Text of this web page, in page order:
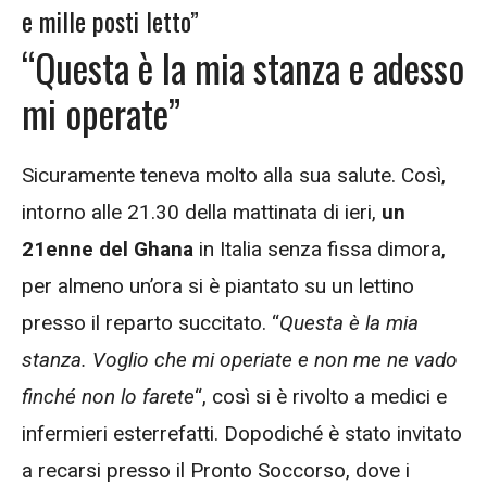
e mille posti letto”
“Questa è la mia stanza e adesso
mi operate”
Sicuramente teneva molto alla sua salute. Così,
intorno alle 21.30 della mattinata di ieri, un
21enne del Ghana in Italia senza fissa dimora,
per almeno un’ora si è piantato su un lettino
presso il reparto succitato. “Questa è la mia
stanza. Voglio che mi operiate e non me ne vado
finché non lo farete“, così si è rivolto a medici e
infermieri esterrefatti. Dopodiché è stato invitato
a recarsi presso il Pronto Soccorso, dove i